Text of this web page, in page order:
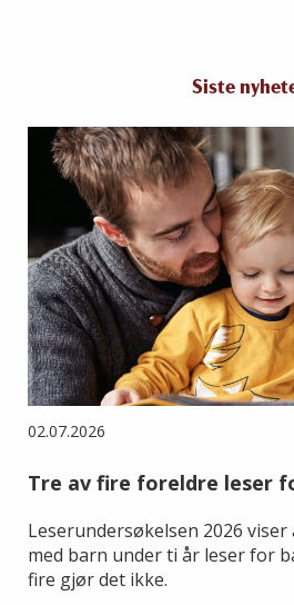
Siste
02.07.2026
Tre av fire foreldre leser
Leserundersøkelsen 2026
med barn under ti år leser for
fire gjør det ikke.